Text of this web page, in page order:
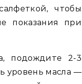
чтобы
показания при
подождите 2-3
уровень масла —